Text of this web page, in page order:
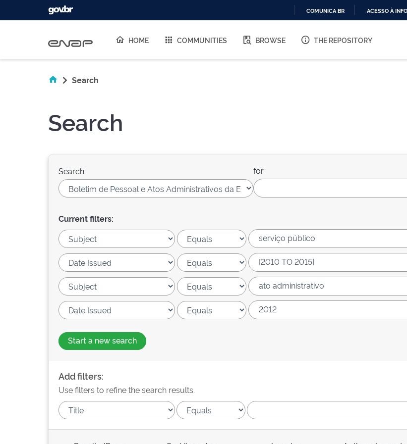
O
COMUNICA BR ACESSO À
HOME COMMUNITIES BROWSE THE REPOSITORY
Search
Search
Search: for
Current filters:
Start a new search
Add filters:
Use filters to refine the search results.